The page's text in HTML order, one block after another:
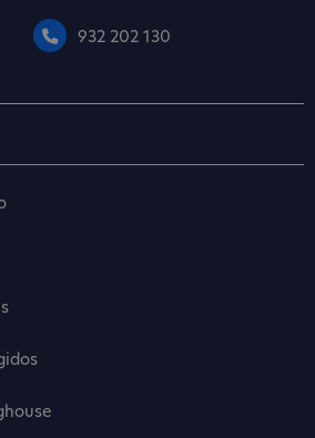
932 202 130